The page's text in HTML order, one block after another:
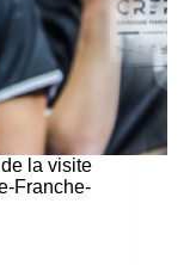
la visite
Franche-